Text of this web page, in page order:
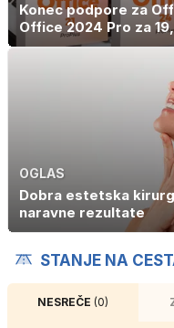
Konec podpore za
Office 2024 Pro za
OGLAS
Dobra estetska
naravne rezultate
STANJE NA
NESREČE (0)